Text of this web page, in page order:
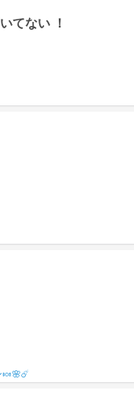
て聞いてない ！
🍬🌸☄️